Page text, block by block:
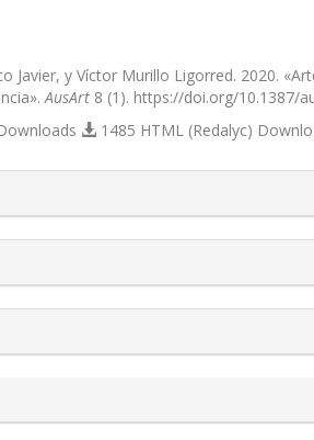
Javier, y Víctor Murillo Ligorred. 2020.
AusArt 8 (1). https://doi.org/10.1387/
1485 HTML (Redalyc)